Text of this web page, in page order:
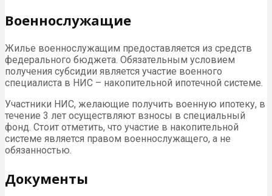
Военнослужащие
Жилье военнослужащим предоставляется из средств
федерального бюджета. Обязательным условием
получения субсидии является участие военного
специалиста в НИС – накопительной ипотечной системе.
Участники НИС, желающие получить военную ипотеку, в
течение 3 лет осуществляют взносы в специальный
фонд. Стоит отметить, что участие в накопительной
системе является правом военнослужащего, а не
обязанностью.
Документы